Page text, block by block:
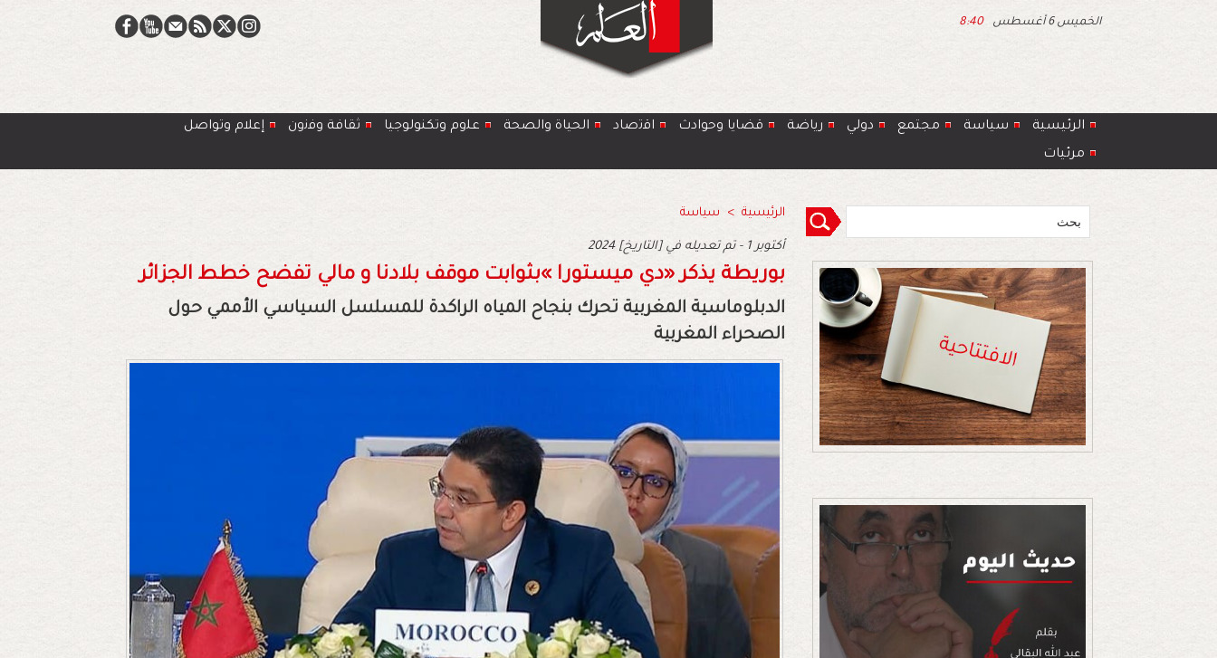
الخميس 6 أغسطس 8:40
الرئيسية سياسة مجتمع دولي رياضة قضايا وحوادث اﻗﺗﺻﺎد الحياة والصحة ﻋﻠوم وتكنولوجيا ﺛﻘﺎﻓﺔ وﻓﻧون
إعلام وتواصل
مرئيات
الرئيسية > سياسة
2024 أكتوبر 1 - تم تعديله في [التاريخ]
بوريطة‭ ‬يذكر‮«‬‭ ‬دي‭ ‬ميستورا‮»‬‭ ‬بثوابت‭ ‬موقف‭ ‬بلادنا‭ ‬و‭ ‬مالي‭ ‬تفضح‭ ‬خطط‭ ‬الجزائر‭ ‬
‬الصحراء‭ ‬المغربية‭